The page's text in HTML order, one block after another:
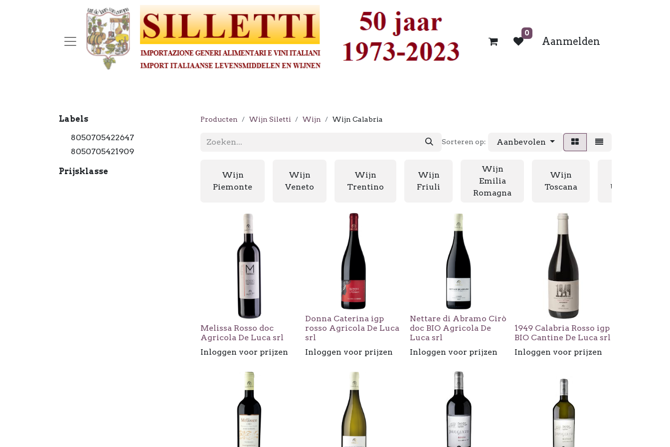
0
Aanmelden
Labels
8050705422647
8050705421909
Prijsklasse
Producten Wijn Siletti Wijn Wijn Calabria
Sorteren op: Aanbevolen
Wijn
Piemonte
Wijn
Veneto
Wijn
Trentino
Wijn
Friuli
Wijn
Emilia
Romagna
Wijn
Toscana
Umbria
Melissa Rosso doc
Agricola De Luca srl
Inloggen voor prijzen
Donna Caterina igp
rosso Agricola De Luca
srl
Inloggen voor prijzen
Nettare di Abramo Cirò
doc BIO Agricola De
Luca srl
Inloggen voor prijzen
1949 Calabria Rosso igp
BIO Cantine De Luca srl
Inloggen voor prijzen